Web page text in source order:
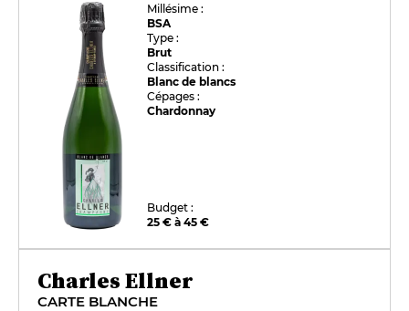
Millésime :
BSA
Type :
Brut
Classification :
Blanc de blancs
Cépages :
Chardonnay
Budget :
25 € à 45 €
Charles Ellner
CARTE BLANCHE